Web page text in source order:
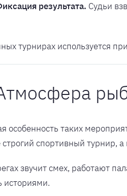
результата. Судьи
турнирах используется
особенность таких
строгий спортивный турнир,
звучит смех, работают
историями.